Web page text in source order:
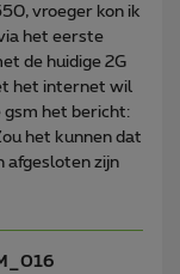
vroeger kon ik
het eerste
de huidige 2G
het internet wil
gsm het bericht:
het kunnen dat
afgesloten zijn